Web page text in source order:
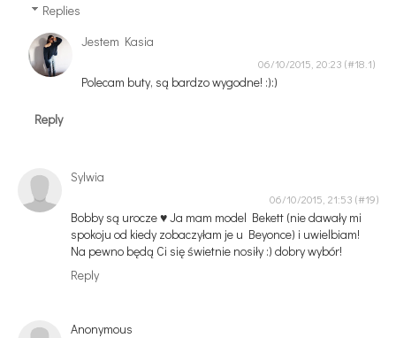
Replies
Jestem Kasia
06/10/2015, 20:23
Polecam buty, są bardzo wygodne! :):)
Reply
Sylwia
06/10/2015, 21:53
Bobby są urocze ♥ Ja mam model Bekett (nie dawały mi
spokoju od kiedy zobaczyłam je u Beyonce) i uwielbiam!
Na pewno będą Ci się świetnie nosiły :) dobry wybór!
Reply
Anonymous